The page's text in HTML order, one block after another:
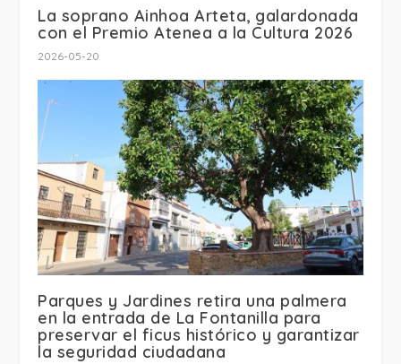
La soprano Ainhoa Arteta, galardonada
con el Premio Atenea a la Cultura 2026
2026-05-20
Parques y Jardines retira una palmera
en la entrada de La Fontanilla para
preservar el ficus histórico y garantizar
la seguridad ciudadana